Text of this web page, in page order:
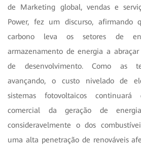
de Marketing global, vendas e
Power, fez um discurso, afirmando
carbono leva os setores de
armazenamento de energia a
de desenvolvimento. Como as
avançando, o custo nivelado de
sistemas fotovoltaicos
comercial da geração de
consideravelmente o dos
uma alta penetração de renováveis